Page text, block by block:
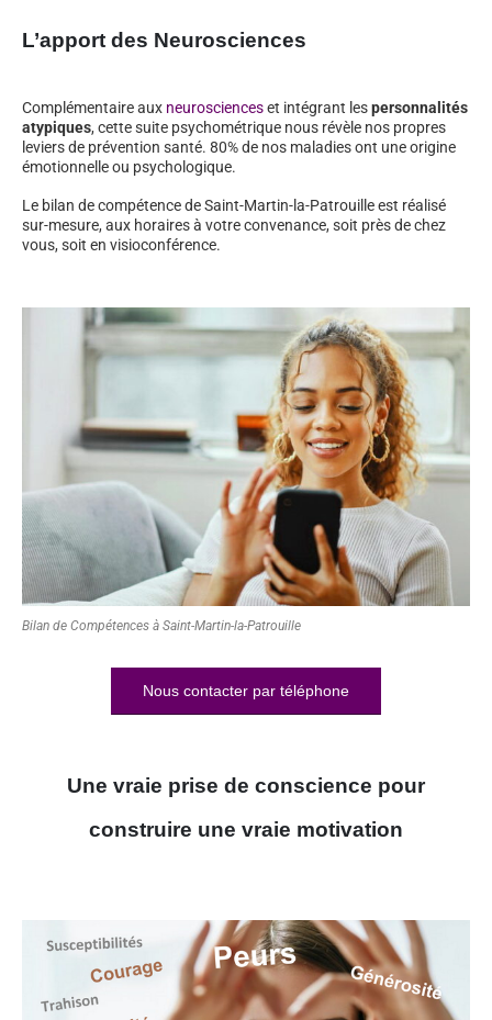
L’apport des Neurosciences
Complémentaire aux neuroscienceset intégrant lespersonnalités
atypiques, cette suite psychométrique nous révèle nos propres
leviers de prévention santé. 80% de nos maladies ont une origine
émotionnelle ou psychologique.
Le bilan de compétence de Saint-Martin-la-Patrouille est réalisé
sur-mesure, aux horaires à votre convenance, soit près de chez
vous, soit en visioconférence.
Bilan de Compétences à Saint-Martin-la-Patrouille
Nous contacter par téléphone
Une vraie prise de conscience pour
construire une vraie motivation